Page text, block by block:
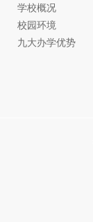
学校概况
校园环境
九大办学优势